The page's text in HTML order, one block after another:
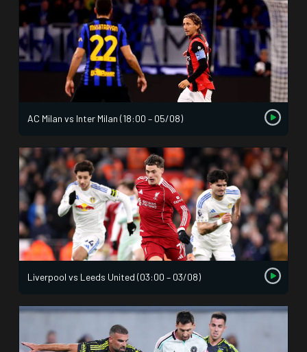
AC Milan vs Inter Milan (18:00 – 05/08)
Liverpool vs Leeds United (03:00 – 03/08)